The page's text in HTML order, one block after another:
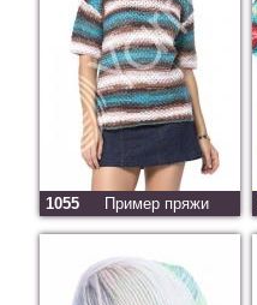
1055 Пример пряжи